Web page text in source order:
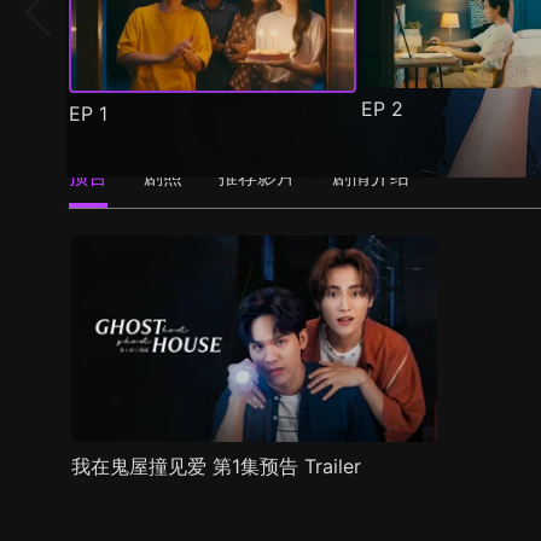
EP 1 EP 2
预告 剧照 推荐影片 剧情介绍
我在鬼屋撞见爱 第1集预告 Trailer